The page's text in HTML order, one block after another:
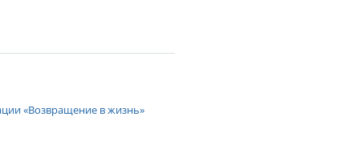
«Возвращение в жизнь»